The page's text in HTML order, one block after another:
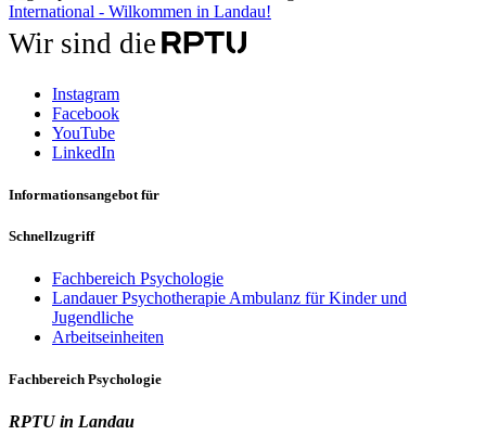
International - Wilkommen in Landau!
Wir sind die
Instagram
Facebook
YouTube
LinkedIn
Informationsangebot für
Schnellzugriff
Fachbereich Psychologie
Landauer Psychotherapie Ambulanz für Kinder und
Jugendliche
Arbeitseinheiten
Fachbereich Psychologie
RPTU in Landau